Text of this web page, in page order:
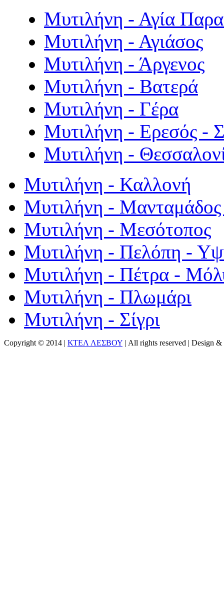
Μυτιλήνη - Αγία
Μυτιλήνη - Αγιάσος
Μυτιλήνη - Άργενος
Μυτιλήνη - Βατερά
Μυτιλήνη - Γέρα
Μυτιλήνη - Ερεσός -
Μυτιλήνη -
Μυτιλήνη - Καλλονή
Μυτιλήνη - Μανταμάδος
Μυτιλήνη - Μεσότοπος
Μυτιλήνη - Πελόπη -
Μυτιλήνη - Πέτρα -
Μυτιλήνη - Πλωμάρι
Μυτιλήνη - Σίγρι
Copyright © 2014 | ΚΤΕΛ ΛΕΣΒΟΥ | All rights reserved | Design &